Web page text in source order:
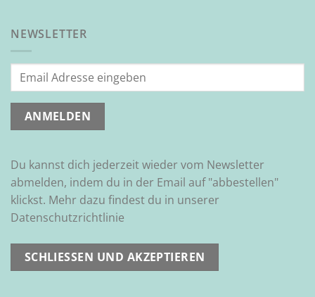
NEWSLETTER
Du kannst dich jederzeit wieder vom Newsletter
abmelden, indem du in der Email auf "abbestellen"
klickst. Mehr dazu findest du in unserer
Datenschutzrichtlinie